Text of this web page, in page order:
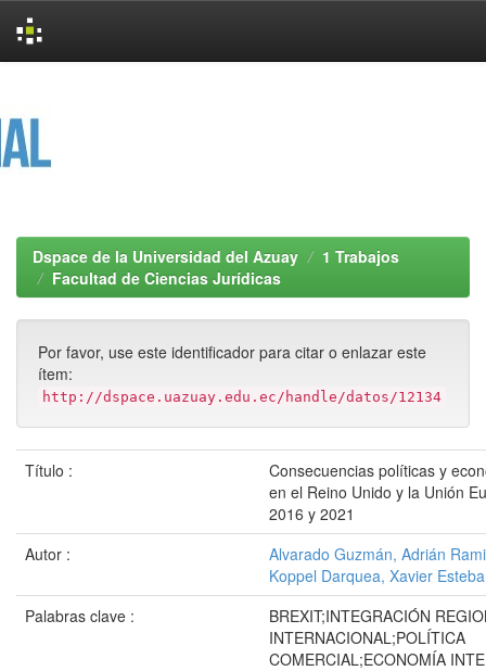
Dspace de la Universidad del Azuay
1 Trabajos
Facultad de Ciencias Jurídicas
Por favor, use este identificador para citar o enlazar este
ítem:
http://dspace.uazuay.edu.ec/handle/datos/12134
Título :
Consecuencias políticas y
en el Reino Unido y la Unión
2016 y 2021
Autor :
Alvarado Guzmán, Adrián
Koppel Darquea, Xavier
Palabras clave :
BREXIT;INTEGRACIÓN
INTERNACIONAL;POLÍTICA
COMERCIAL;ECONOMÍA